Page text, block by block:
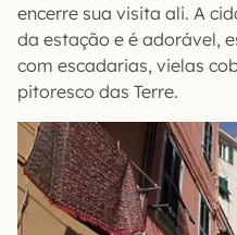
encerre sua visita ali. A
da estação e é adorável,
com escadarias, vielas
pitoresco das Terre.